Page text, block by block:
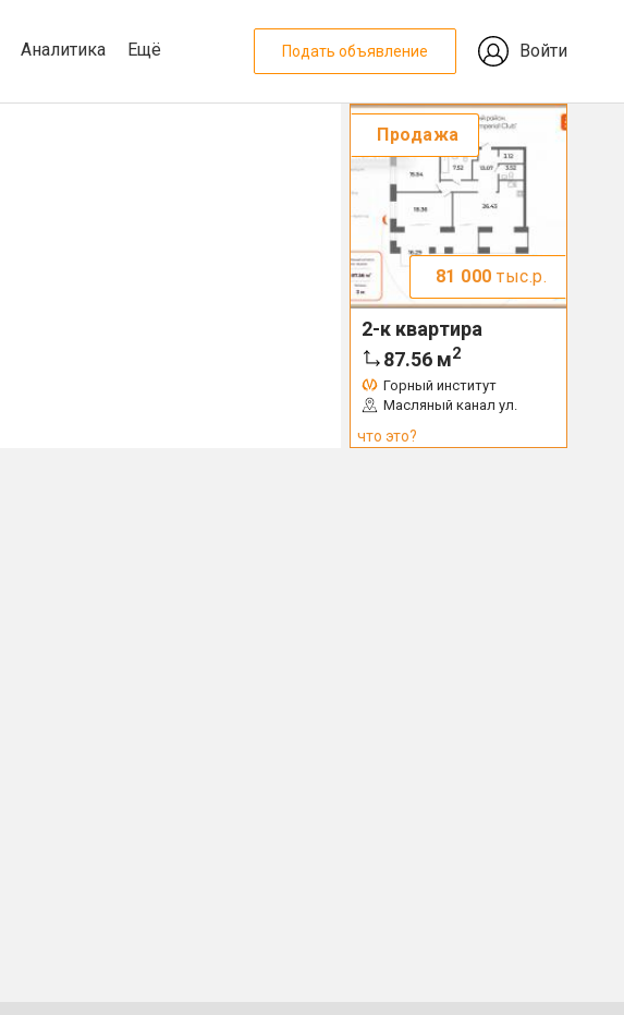
Аналитика Ещё Подать объявление Войти
Продажа
81 000 тыс.р.
2-к квартира
87.56 м2
Горный институт
Масляный канал ул.
что это?